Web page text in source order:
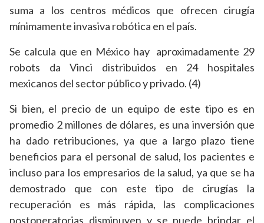
suma a los centros médicos que ofrecen cirugía
mínimamente invasiva robótica en el país.
Se calcula que en México hay aproximadamente 29
robots da Vinci distribuidos en 24 hospitales
mexicanos del sector público y privado. (4)
Si bien, el precio de un equipo de este tipo es en
promedio 2 millones de dólares, es una inversión que
ha dado retribuciones, ya que a largo plazo tiene
beneficios para el personal de salud, los pacientes e
incluso para los empresarios de la salud, ya que se ha
demostrado que con este tipo de cirugías la
recuperación es más rápida, las complicaciones
postoperatorias disminuyen y se puede brindar el